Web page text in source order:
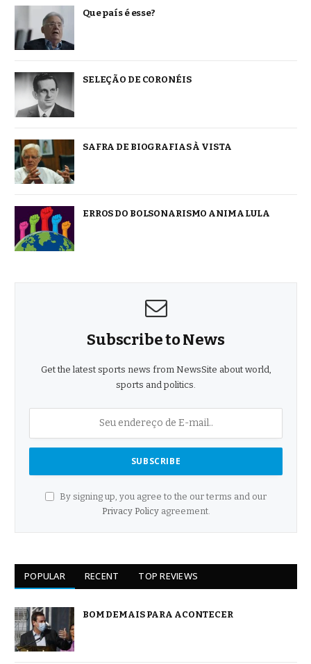
Que país é esse?
SELEÇÃO DE CORONÉIS
SAFRA DE BIOGRAFIAS À VISTA
ERROS DO BOLSONARISMO ANIMA LULA
Subscribe to News
Get the latest sports news from NewsSite about world,
sports and politics.
By signing up, you agree to the our terms and our
Privacy Policyagreement.
POPULAR RECENT TOP REVIEWS
BOM DEMAIS PARA ACONTECER